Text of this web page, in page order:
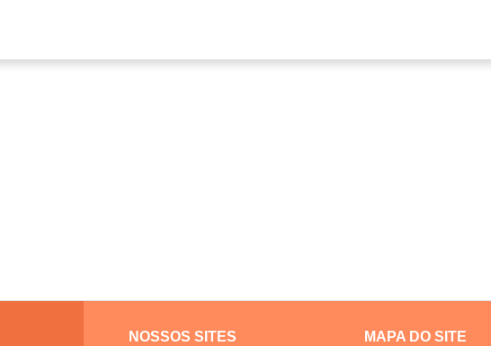
NOSSOS SITES
MAPA DO SITE